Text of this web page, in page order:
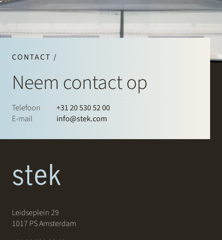
CONTACT /
Neem contact op
Telefoon
+31 20 530 52 00
E-mail
info@stek.com
Leidseplein 29
1017 PS Amsterdam